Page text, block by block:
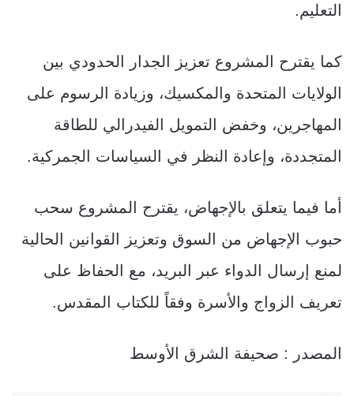
التعليم.
كما يقترح المشروع تعزيز الجدار الحدودي بين
الولايات المتحدة والمكسيك، وزيادة الرسوم على
المهاجرين، وخفض التمويل الفيدرالي للطاقة
المتجددة، وإعادة النظر في السياسات الجمركية.
أما فيما يتعلق بالإجهاض، يقترح المشروع سحب
حبوب الإجهاض من السوق وتعزيز القوانين الحالية
لمنع إرسال الدواء عبر البريد، مع الحفاظ على
تعريف الزواج والأسرة وفقاً للكتاب المقدس.
المصدر : صحيفة الشرق الأوسط